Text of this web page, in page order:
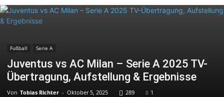
Fußball Serie A
Juventus vs AC Milan – Serie A 2025 TV-
Übertragung, Aufstellung & Ergebnisse
Von Tobias Richter - Oktober 5, 2025 289 1